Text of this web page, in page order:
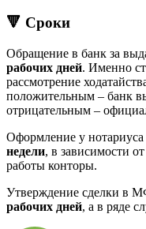
🔻 Сроки
Обращение в банк за
рабочих дней. Именно
рассмотрение
положительным – банк
отрицательным –
Оформление у
недели, в зависимости
работы конторы.
Утверждение сделки в
рабочих дней, а в ряде